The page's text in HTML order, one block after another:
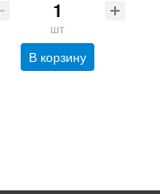
шт
В корзину